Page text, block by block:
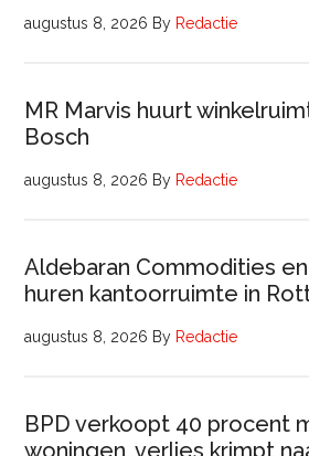
augustus 8, 2026 By Redactie
MR Marvis huurt
Bosch
augustus 8, 2026 By Redactie
Aldebaran Commodities
huren kantoorruimte in
augustus 8, 2026 By Redactie
BPD verkoopt 40 procent
woningen, verlies krimpt